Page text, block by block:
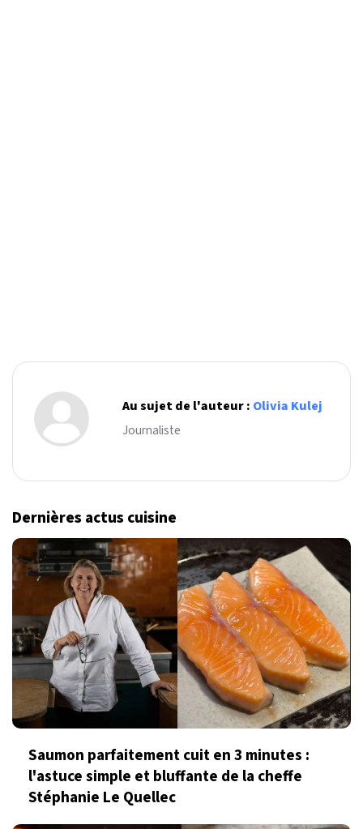
Au sujet de l'auteur : Olivia Kulej
Journaliste
Dernières actus cuisine
Saumon parfaitement cuit en 3 minutes :
l'astuce simple et bluffante de la cheffe
Stéphanie Le Quellec